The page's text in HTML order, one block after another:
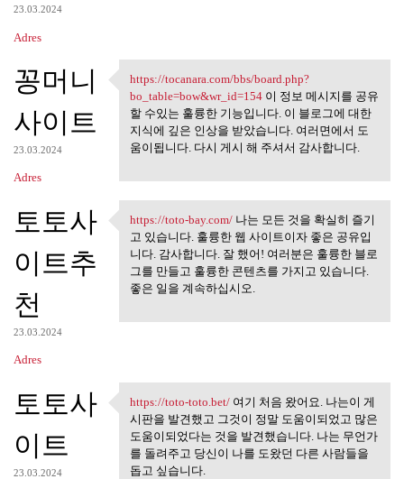
23.03.2024
Adres
꽁머니
사이트
23.03.2024
Adres
https://tocanara.com/bbs
https://tocanara.com/bbs/board.php?
bo_table=bow&wr_id=154이 정보 메시지를 공유
할 수있는 훌륭한 기능입니다. 이 블로그에 대한
지식에 깊은 인상을 받았습니다. 여러면에서 도
움이됩니다. 다시 게시 해 주셔서 감사합니다.
토토사
이트추
천
23.03.2024
Adres
https://toto-bay.com/ 나는 모든
https://toto-bay.com/나는 모든 것을 확실히 즐기
고 있습니다. 훌륭한 웹 사이트이자 좋은 공유입
니다. 감사합니다. 잘 했어! 여러분은 훌륭한 블로
그를 만들고 훌륭한 콘텐츠를 가지고 있습니다.
좋은 일을 계속하십시오.
토토사
이트
23.03.2024
https://toto-toto.bet/ 여기 처음
https://toto-toto.bet/여기 처음 왔어요. 나는이 게
시판을 발견했고 그것이 정말 도움이되었고 많은
도움이되었다는 것을 발견했습니다. 나는 무언가
를 돌려주고 당신이 나를 도왔던 다른 사람들을
돕고 싶습니다.